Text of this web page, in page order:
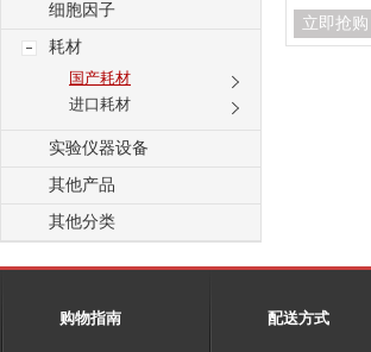
细胞因子
耗材
国产耗材
进口耗材
实验仪器设备
其他产品
其他分类
立即抢购
购物指南 配送方式